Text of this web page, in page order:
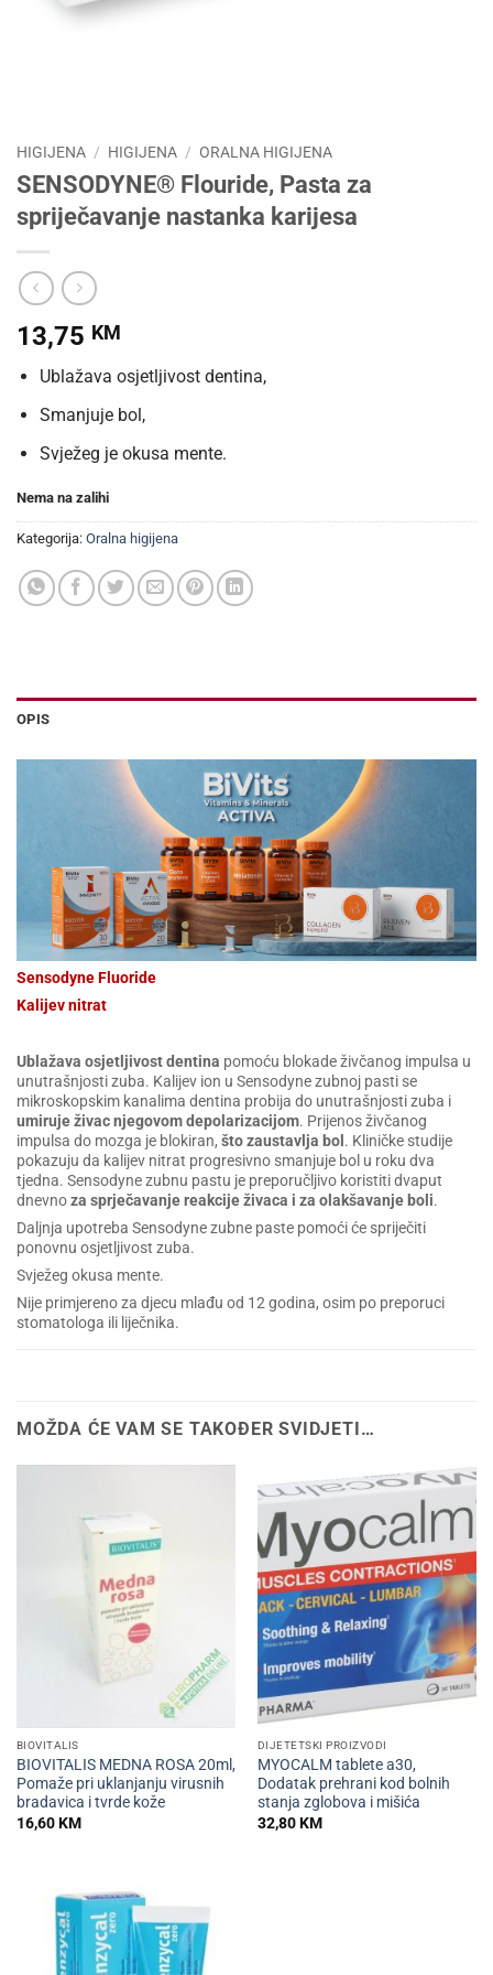
HIGIJENA / HIGIJENA / ORALNA HIGIJENA
SENSODYNE® Flouride, Pasta za
spriječavanje nastanka karijesa
13,75 KM
Ublažava osjetljivost dentina,
Smanjuje bol,
Svježeg je okusa mente.
Nema na zalihi
Kategorija: Oralna higijena
OPIS
Sensodyne Fluoride
Kalijev nitrat
Ublažava osjetljivost dentina pomoću blokade živčanog impulsa u
unutrašnjosti zuba. Kalijev ion u Sensodyne zubnoj pasti se
mikroskopskim kanalima dentina probija do unutrašnjosti zuba i
umiruje živac njegovom depolarizacijom. Prijenos živčanog
impulsa do mozga je blokiran, što zaustavlja bol . Kliničke studije
pokazuju da kalijev nitrat progresivno smanjuje bol u roku dva
tjedna. Sensodyne zubnu pastu je preporučljivo koristiti dvaput
dnevnoza sprječavanje reakcije živaca i za olakšavanje boli.
Daljnja upotreba Sensodyne zubne paste pomoći će spriječiti
ponovnu osjetljivost zuba.
Svježeg okusa mente.
Nije primjereno za djecu mlađu od 12 godina, osim po preporuci
stomatologa ili liječnika.
MOŽDA ĆE VAM SE TAKOĐER SVIDJETI…
BIOVITALIS
BIOVITALIS MEDNA ROSA 20ml,
Pomaže pri uklanjanju virusnih
bradavica i tvrde kože
16,60KM
DIJETETSKI PROIZVODI
MYOCALM tablete a30,
Dodatak prehrani kod bolnih
stanja zglobova i mišića
32,80KM